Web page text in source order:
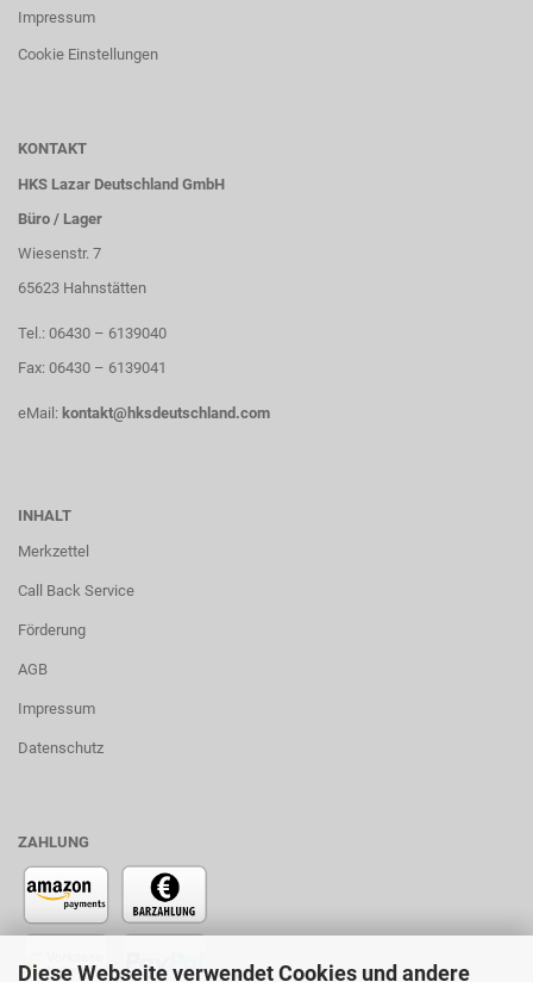
Diese Webseite verwendet Cookies und andere
Impressum
Cookie Einstellungen
KONTAKT
HKS Lazar Deutschland GmbH
Büro / Lager
Wiesenstr. 7
65623 Hahnstätten
Tel.: 06430 – 6139040
Fax: 06430 – 6139041
eMail: kontakt@hksdeutschland.com
INHALT
Merkzettel
Call Back Service
Förderung
AGB
Impressum
Datenschutz
ZAHLUNG